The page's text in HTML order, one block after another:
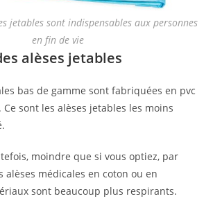
jetables sont indispensables aux personnes
en fin de vie
alèses jetables
bas de gamme sont fabriquées en pvc
sont les alèses jetables les moins
moindre que si vous optiez, par
alèses médicales en coton ou en
sont beaucoup plus respirants.